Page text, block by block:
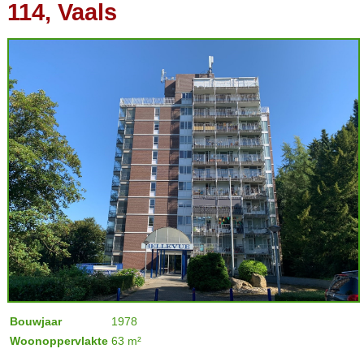
114, Vaals
Bouwjaar
1978
Woonoppervlakte 63 m²